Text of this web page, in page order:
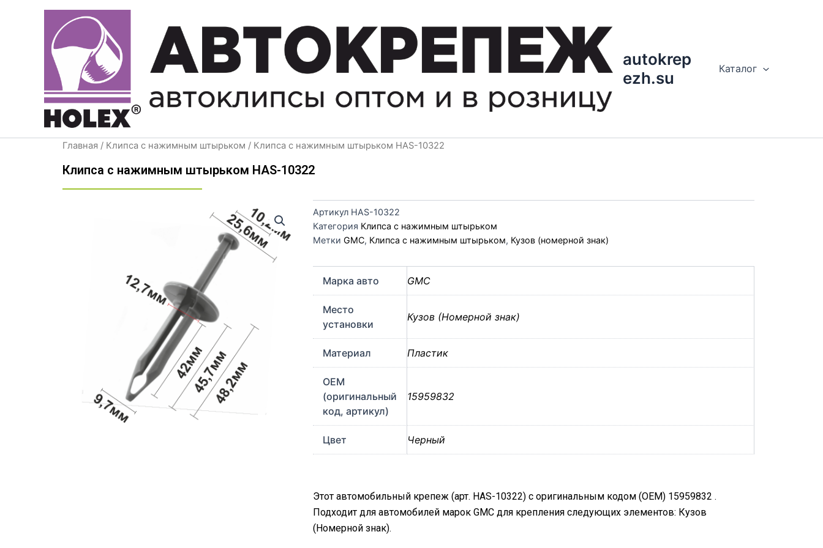
содержимому
autokrep
ezh.su
Каталог
Главная / Клипса с нажимным штырьком / Клипса с нажимным штырьком HAS-10322
Клипса с нажимным штырьком HAS-10322
Артикул HAS-10322
Категория Клипса с нажимным штырьком
Метки GMC, Клипса с нажимным штырьком, Кузов (номерной знак)
Марка авто GMC
Место
установки
Кузов (Номерной знак)
Материал Пластик
OEM
(оригинальный
код, артикул)
15959832
Цвет Черный
Этот автомобильный крепеж (арт. HAS-10322) с оригинальным кодом (OEM) 15959832 .
Подходит для автомобилей марок GMC для крепления следующих элементов: Кузов
(Номерной знак).